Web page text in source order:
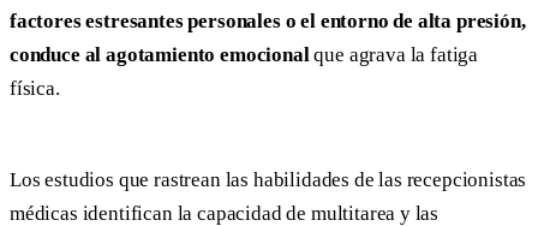
factores estresantes personales o el entorno de alta presión,
conduce al agotamiento emocionalque agrava la fatiga
física.
Los estudios que rastrean las habilidades de las recepcionistas
médicas identifican la capacidad de multitarea y las